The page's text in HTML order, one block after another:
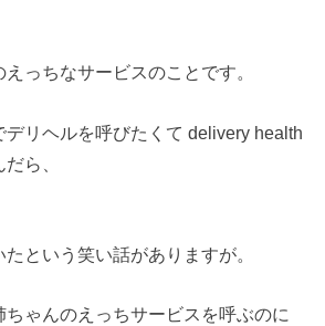
っちなサービスのことです。
デリヘルを呼びたくて delivery health
ら、
という笑い話がありますが。
ゃんのえっちサービスを呼ぶのに